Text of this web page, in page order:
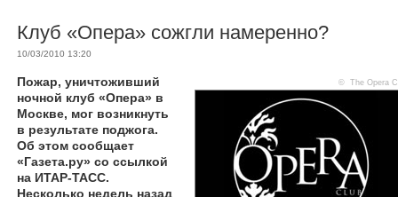
Клуб «Опера» сожгли намеренно?
10/03/2010 13:20
© The Opera
Пожар, уничтоживший
ночной клуб «Опера» в
Москве, мог возникнуть
в результате поджога.
Об этом сообщает
«Газета.ру» со ссылкой
на ИТАР-ТАСС.
Несколько недель назад